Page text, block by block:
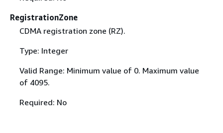
RegistrationZone
CDMA registration zone (RZ).
Type: Integer
Valid Range: Minimum value of 0. Maximum value
of 4095.
Required: No